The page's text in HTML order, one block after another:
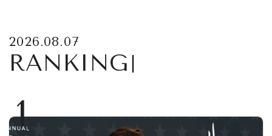
2026.08.07
RANKING
1